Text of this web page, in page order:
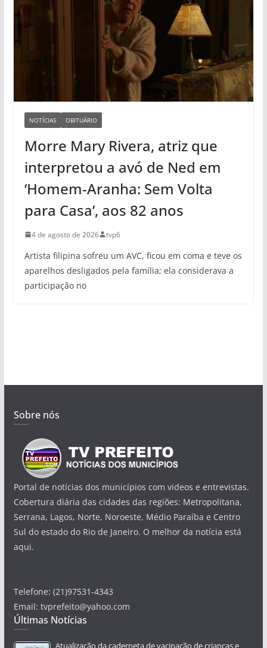
NOTÍCIAS OBITUÁRIO
Morre Mary Rivera, atriz que
interpretou a avó de Ned em
‘Homem-Aranha: Sem Volta
para Casa’, aos 82 anos
4 de agosto de 2026 tvp6
Artista filipina sofreu um AVC, ficou em coma e teve os
aparelhos desligados pela família; ela considerava a
participação no
Sobre nós
Portal de notícias dos municípios com videos e entrevistas.
Cobertura diária das cidades das regiões: Metropolitana,
Serrana, Lagos, Norte, Noroeste, Médio Paraíba e Centro
Sul do estado do Rio de Janeiro. O melhor da notícia está
aqui.
Telefone: (21)97531-4343
Email: tvprefeito@yahoo.com
Últimas Notícias
Atualização da caderneta de vacinação de crianças e